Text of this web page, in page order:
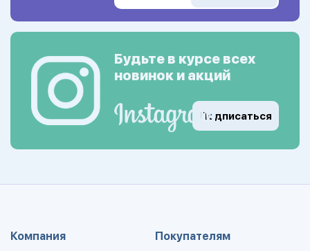
Будьте в курсе всех
новинок и акций
Подписаться
Компания Покупателям